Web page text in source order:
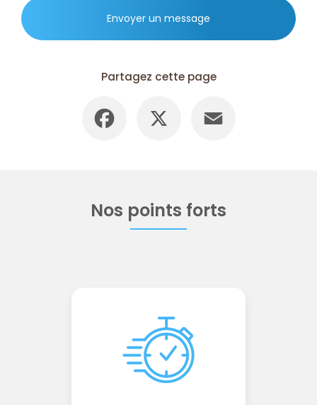
Envoyer un message
Partagez cette page
Nos points forts